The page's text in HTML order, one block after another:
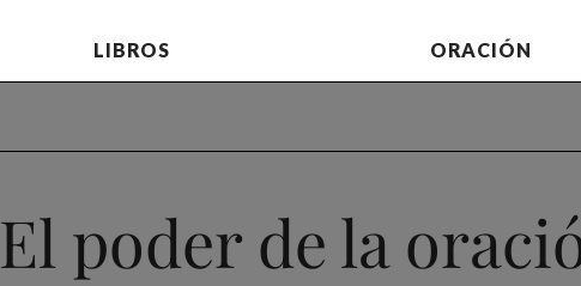
LIBROS ORACIÓN
El poder de la